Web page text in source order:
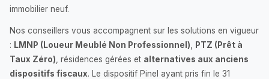
immobilier neuf.
Nos conseillers vous accompagnent sur les solutions en vigueur
: LMNP (Loueur Meublé Non Professionnel)
PTZ (Prêt à
Taux Zéro) , résidences gérées et alternatives aux anciens
dispositifs fiscaux. Le dispositif Pinel ayant pris fin le 31